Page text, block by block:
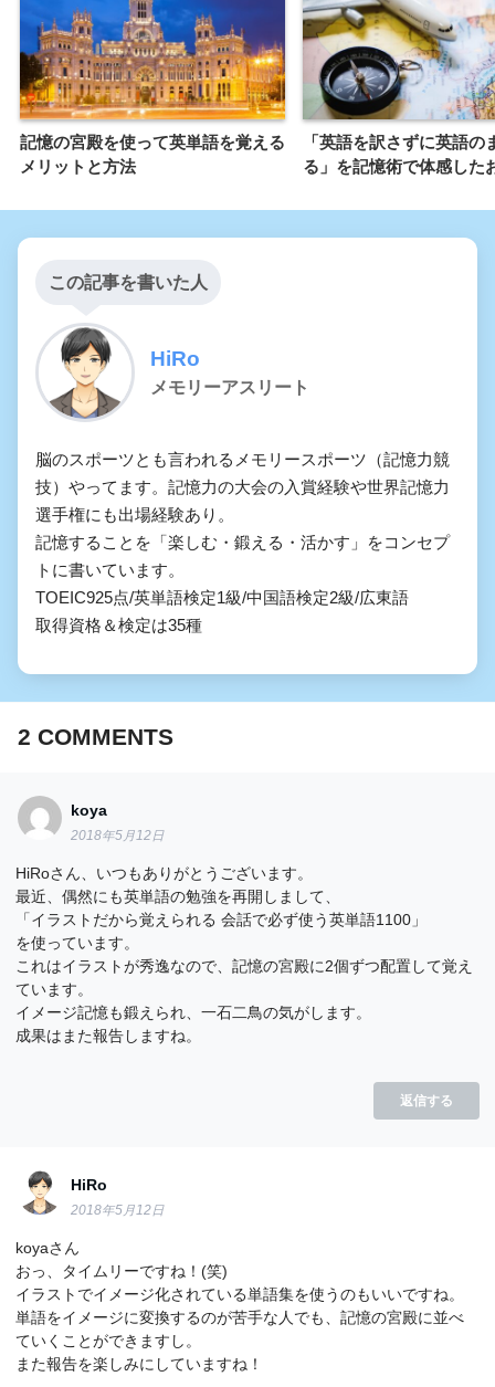
記憶の宮殿を使って英単語を覚える
メリットと方法
「英語を訳さずに英語の
る」を記憶術で体感した
この記事を書いた人
HiRo
メモリーアスリート
脳のスポーツとも言われるメモリースポーツ（記憶力競
技）やってます。記憶力の大会の入賞経験や世界記憶力
選手権にも出場経験あり。
記憶することを「楽しむ・鍛える・活かす」をコンセプ
トに書いています。
TOEIC925点/英単語検定1級/中国語検定2級/広東語
取得資格＆検定は35種
2 COMMENTS
koya
2018年5月12日
HiRoさん、いつもありがとうございます。
最近、偶然にも英単語の勉強を再開しまして、
「イラストだから覚えられる 会話で必ず使う英単語1100」
を使っています。
これはイラストが秀逸なので、記憶の宮殿に2個ずつ配置して覚え
ています。
イメージ記憶も鍛えられ、一石二鳥の気がします。
成果はまた報告しますね。
返信する
HiRo
2018年5月12日
koyaさん
おっ、タイムリーですね！(笑)
イラストでイメージ化されている単語集を使うのもいいですね。
単語をイメージに変換するのが苦手な人でも、記憶の宮殿に並べ
ていくことができますし。
また報告を楽しみにしていますね！